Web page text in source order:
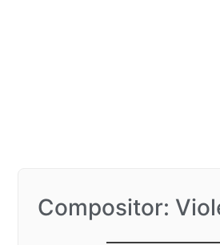
Compositor:
Gracias a la